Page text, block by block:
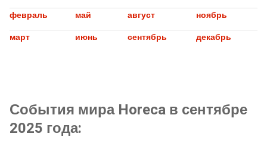
февраль
май август
ноябрь
март
июнь сентябрь декабрь
События мира Horeca в сентябре
2025 года: